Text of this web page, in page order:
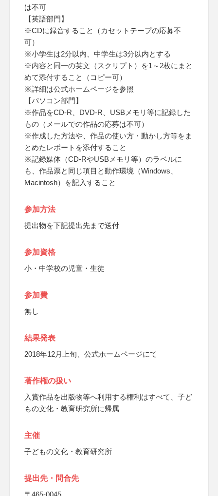
は不可
【英語部門】
※CDに録音すること（カセットテープの応募不
可）
※小学生は2分以内、中学生は3分以内とする
※内容と同一の英文（スクリプト）を1～2枚にまと
めて添付すること（コピー可）
※詳細は公式ホームページを参照
【パソコン部門】
※作品をCD-R、DVD-R、USBメモリ等に記録した
もの（メールでの作品の応募は不可）
※作成した方法や、作品の使い方・動かし方等をま
とめたレポートを添付すること
※記録媒体（CD-RやUSBメモリ等）のラベルに
も、作品票と同じ項目と動作環境（Windows、
Macintosh）を記入すること
参加方法
提出物を下記提出先まで送付
参加資格
小・中学校の児童・生徒
参加費
無し
結果発表
2018年12月上旬、公式ホームページにて
著作権の扱い
入賞作品を出版物等へ利用する権利はすべて、子ど
もの文化・教育研究所に帰属
主催
子どもの文化・教育研究所
提出先・問合先
〒465-0045